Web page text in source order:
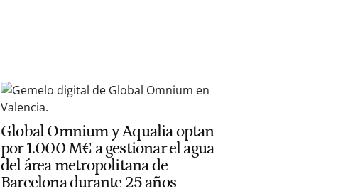
Global Omnium y Aqualia optan
por 1.000 M€ a gestionar el agua
del área metropolitana de
Barcelona durante 25 años